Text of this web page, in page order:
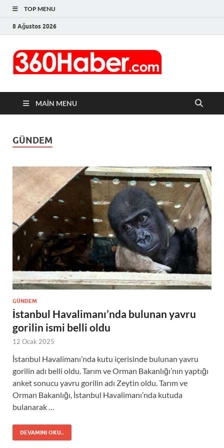
TOP MENU
8 Ağustos 2026
MAIN MENU
GÜNDEM
GÜNDEM
İstanbul Havalimanı’nda bulunan yavru
gorilin ismi belli oldu
12 Ocak 2025
İstanbul Havalimanı’nda kutu içerisinde bulunan yavru
gorilin adı belli oldu. Tarım ve Orman Bakanlığı’nın yaptığı
anket sonucu yavru gorilin adı Zeytin oldu. Tarım ve
Orman Bakanlığı, İstanbul Havalimanı’nda kutuda
bulanarak …
DEVAMINI OKU..